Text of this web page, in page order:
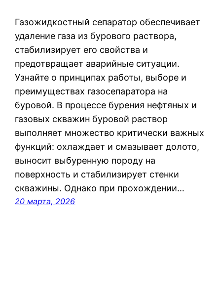
Газожидкостный сепаратор обеспечивает
удаление газа из бурового раствора,
стабилизирует его свойства и
предотвращает аварийные ситуации.
Узнайте о принципах работы, выборе и
преимуществах газосепаратора на
буровой. В процессе бурения нефтяных и
газовых скважин буровой раствор
выполняет множество критически важных
функций: охлаждает и смазывает долото,
выносит выбуренную породу на
поверхность и стабилизирует стенки
скважины. Однако при прохождении…
20 марта, 2026